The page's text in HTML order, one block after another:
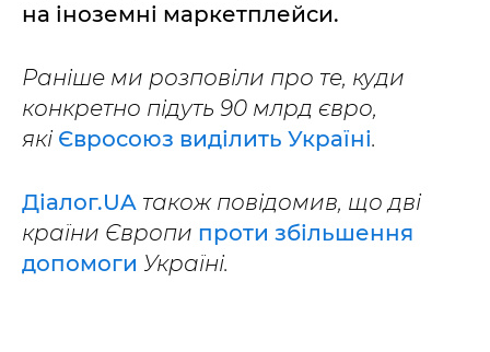
на іноземні маркетплейси.
Раніше ми розповіли про те, куди
конкретно підуть 90 млрд євро,
які Євросоюз виділить Україні.
Діалог.UA також повідомив, що дві
країни Європи проти збільшення
допомоги Україні.